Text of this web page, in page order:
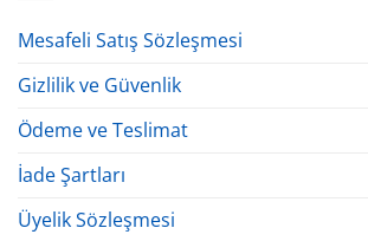
Mesafeli Satış Sözleşmesi
Gizlilik ve Güvenlik
Ödeme ve Teslimat
İade Şartları
Üyelik Sözleşmesi